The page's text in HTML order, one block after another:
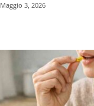
Maggio 3, 2026